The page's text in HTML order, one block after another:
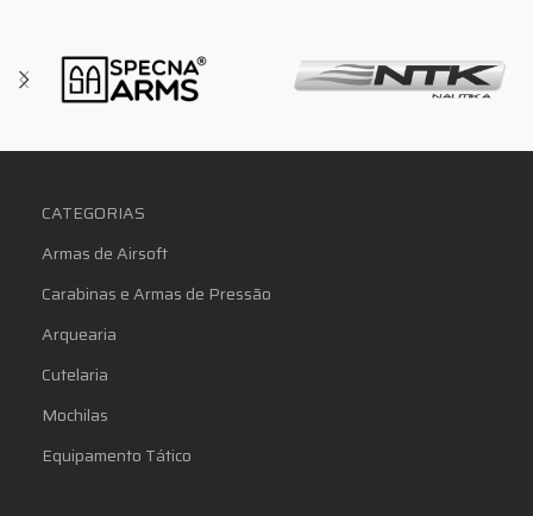
CATEGORIAS
Armas de Airsoft
Carabinas e Armas de Pressão
Arquearia
Cutelaria
Mochilas
Equipamento Tático